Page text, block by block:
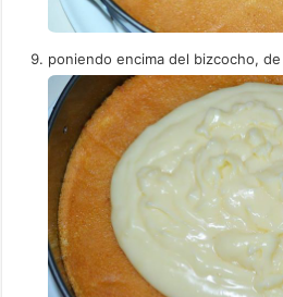
poniendo encima del bizcocho,